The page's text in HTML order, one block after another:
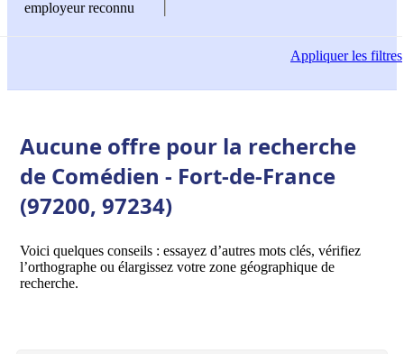
employeur reconnu
Appliquerles filtres
Aucune offre pour la recherche
de Comédien - Fort-de-France
(97200, 97234)
Voici quelques conseils : essayez d’autres mots clés, vérifiez
l’orthographe ou élargissez votre zone géographique de
recherche.